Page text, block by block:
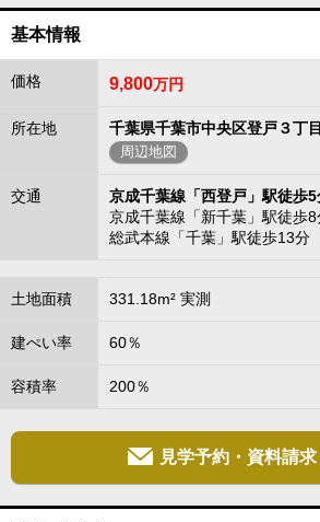
基本情報
価格 9,800万円
所在地 千葉県千葉市中央区登戸３丁目
周辺地図
交通
京成千葉線「西登戸」駅徒歩5
京成千葉線「新千葉」駅徒歩8
総武本線「千葉」駅徒歩13分
土地面積 331.18m² 実測
建ぺい率 60％
容積率 200％
見学予約・資料請求